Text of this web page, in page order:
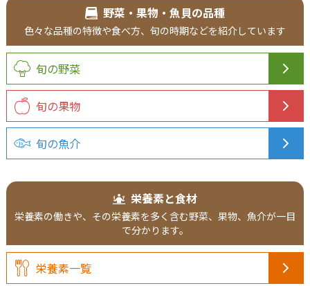
野菜・果物・魚貝の品種
色々な品種の特徴や食べ方、 旬の時期などを紹介しています
旬の野菜
旬の果物
旬の魚介
栄養素と食材
栄養素の働きや、その栄養素を多く含む野菜、果物、魚介が一目
で分かります。
栄養素一覧